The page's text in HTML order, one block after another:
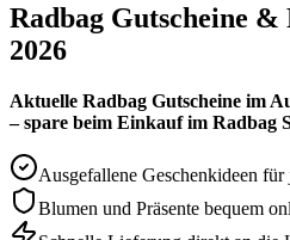
Radbag Gutscheine &
2026
Aktuelle Radbag Gutscheine im
– spare beim Einkauf im Radbag
Ausgefallene Geschenkideen für
Blumen und Präsente bequem